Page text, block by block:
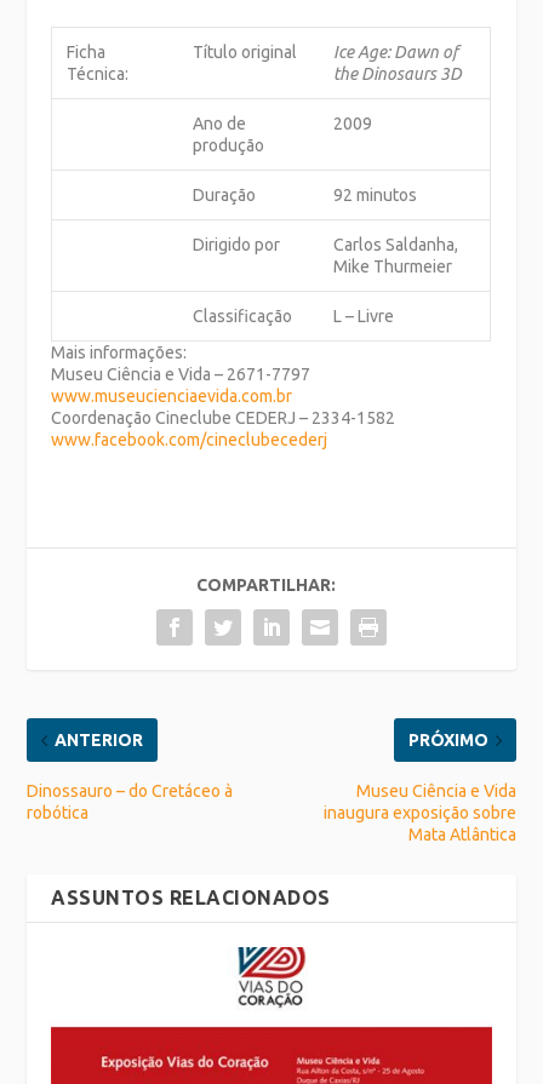
Ficha
Técnica:
Título original
Ice Age: Dawn of
the Dinosaurs 3D
Ano de
produção
2009
Duração 92 minutos
Dirigido por
Carlos Saldanha,
Mike Thurmeier
Classificação
L – Livre
Mais informações:
Museu Ciência e Vida – 2671-7797
www.museucienciaevida.com.br
Coordenação Cineclube CEDERJ – 2334-1582
www.facebook.com/cineclubecederj
COMPARTILHAR:
ANTERIOR
Dinossauro – do Cretáceo à
robótica
PRÓXIMO
Museu Ciência e Vida
inaugura exposição sobre
Mata Atlântica
ASSUNTOS RELACIONADOS